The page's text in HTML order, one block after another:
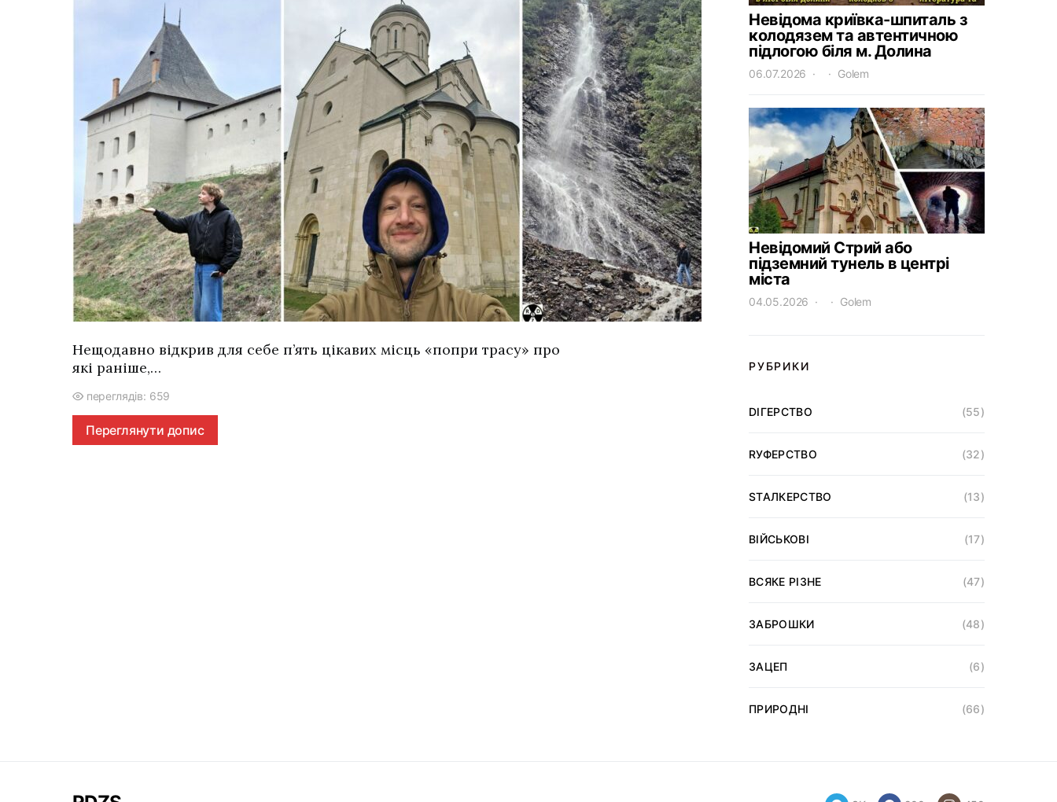
Нещодавно відкрив для себе п’ять цікавих місць «попри трасу» про
які раніше,…
переглядів: 659
Переглянути допис
Невідома криївка-шпиталь з
колодязем та автентичною
підлогою біля м. Долина
06.07.2026 Golem
Невідомий Стрий або
підземний тунель в центрі
міста
04.05.2026 Golem
РУБРИКИ
DІГЕРСТВО (55)
RУФЕРСТВО (32)
SТАЛКЕРСТВО (13)
ВІЙСЬКОВІ (17)
ВСЯКЕ РІЗНЕ (47)
ЗАБРОШКИ (48)
ЗАЦЕП (6)
ПРИРОДНІ (66)